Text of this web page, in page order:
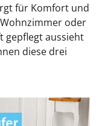
für Komfort und
oder
gepflegt aussieht
diese drei